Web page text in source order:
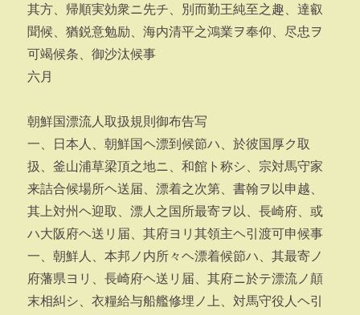
其方、帰順実効衆ニ先チ、別而勤王純至之趣、達叡
聞候、猶鋭意勉励、海内清平之鴻業ヲ奉仰、尽忠ヲ
可竭候条、御沙汰候事
六月
朝鮮国漂流人取扱規則御布告写
一、日本人、朝鮮国ヘ漂到候節ハ、於彼国厚ク取
扱、釜山浦草梁頂之地ニ、和館ト称シ、宗対馬守家
来詰合候場所ヘ送届、漂着之次第、書翰ヲ以申越、
其上対州ヘ迎取、漂人之国所最寄ヲ以、長崎府、或
ハ大阪府ヘ送リ届、其府ヨリ其領主ヘ引渡可申候事
一、朝鮮人、本邦ノ内所々ヘ漂着候節ハ、其最寄ノ
府藩県ヨリ、長崎府ヘ送リ届、其府ニ於テ漂流ノ顛
末相糾シ、衣糧給与船艦修埋ノ上、対馬守役人ヘ引